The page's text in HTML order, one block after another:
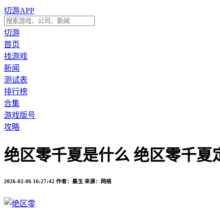
切游APP
切游
首页
找游戏
新闻
测试表
排行榜
合集
游戏版号
攻略
绝区零千夏是什么 绝区零千夏
2026-02-06 16:27:42 作者：墨玉 来源：网络